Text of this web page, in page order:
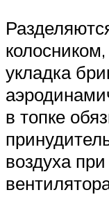
укладка
в топке
воздуха